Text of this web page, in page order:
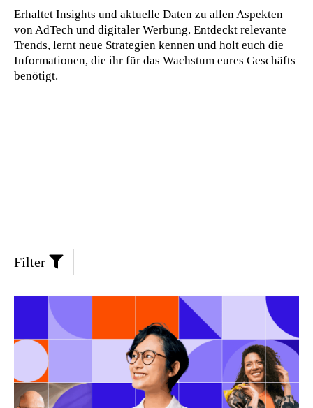
Erhaltet Insights und aktuelle Daten zu allen Aspekten
von AdTech und digitaler Werbung. Entdeckt relevante
Trends, lernt neue Strategien kennen und holt euch die
Informationen, die ihr für das Wachstum eures Geschäfts
benötigt.
Filter